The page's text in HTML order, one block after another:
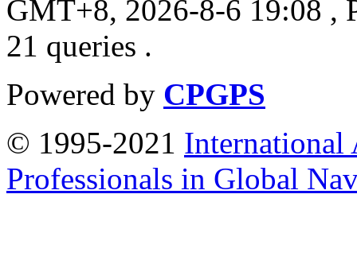
GMT+8, 2026-8-6 19:08 ,
21 queries .
Powered by CPGPS
© 1995-2021 International
Professionals in Global